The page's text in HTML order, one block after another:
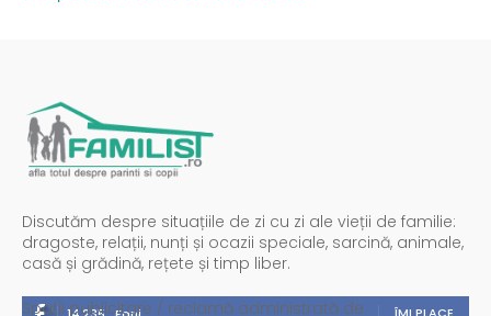
Discutăm despre situațiile de zi cu zi ale vieții de familie:
dragoste, relații, nunți și ocazii speciale, sarcină, animale,
casă și grădină, rețete și timp liber.
ÎMI PLACE
Spații publicitare / reclamă administrată de